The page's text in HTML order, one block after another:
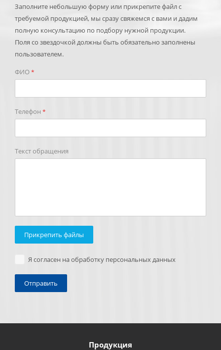
Заполните небольшую форму или прикрепите файл с
требуемой продукцией, мы сразу свяжемся с вами и дадим
полную консультацию по подбору нужной продукции.
Поля со звездочкой должны быть обязательно заполнены
пользователем.
ФИО*
Телефон *
Текст обращения
Прикрепить файлы
Я согласен на обработку персональных данных
Продукция